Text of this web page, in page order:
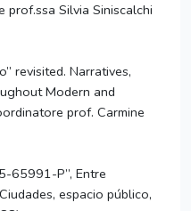
Silvia Siniscalchi
revisited. Narratives,
Modern and
prof. Carmine
65991-P”, Entre
espacio público,